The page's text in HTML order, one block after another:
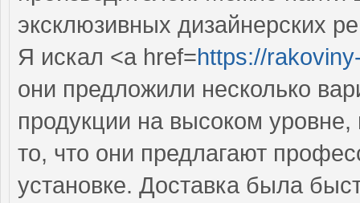
эксклюзивных дизайнерских
Я искал <a href=https://
они предложили несколько
продукции на высоком
то, что они предлагают
установке. Доставка была